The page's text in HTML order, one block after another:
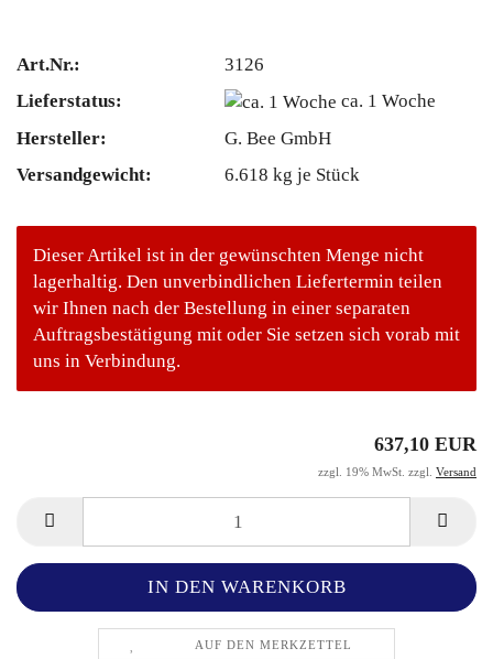
Art.Nr.:
3126
Lieferstatus:
ca. 1 Woche
Hersteller:
G. Bee GmbH
Versandgewicht:
6.618 kg je Stück
Dieser Artikel ist in der gewünschten Menge nicht
lagerhaltig. Den unverbindlichen Liefertermin teilen
wir Ihnen nach der Bestellung in einer separaten
Auftragsbestätigung mit oder Sie setzen sich vorab mit
uns in Verbindung.
637,10 EUR
zzgl. 19% MwSt. zzgl. Versand
AUF DEN MERKZETTEL